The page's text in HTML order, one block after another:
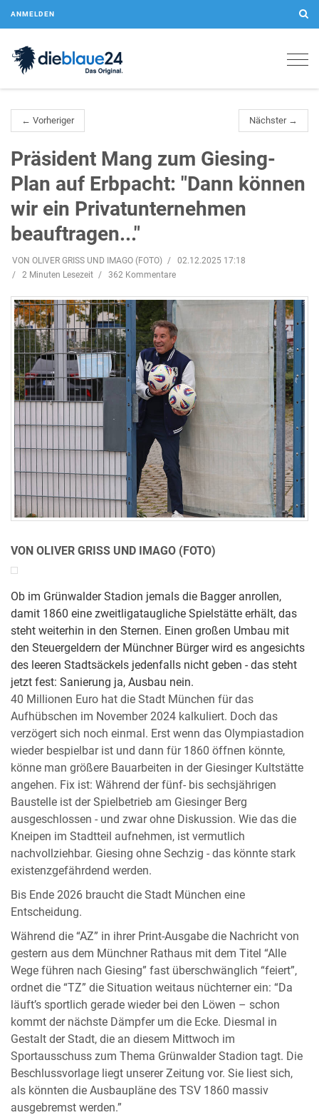
ANMELDEN
← Vorheriger Nächster →
Präsident Mang zum Giesing-
Plan auf Erbpacht: "Dann können
wir ein Privatunternehmen
beauftragen..."
VON OLIVER GRISS UND IMAGO (FOTO)
02.12.2025 17:18
2 Minuten Lesezeit
362 Kommentare
VON OLIVER GRISS UND IMAGO (FOTO)
Ob im Grünwalder Stadion jemals die Bagger anrollen,
damit 1860 eine zweitligataugliche Spielstätte erhält, das
steht weiterhin in den Sternen. Einen großen Umbau mit
den Steuergeldern der Münchner Bürger wird es angesichts
des leeren Stadtsäckels jedenfalls nicht geben - das steht
jetzt fest: Sanierung ja, Ausbau nein.
40 Millionen Euro hat die Stadt München für das
Aufhübschen im November 2024 kalkuliert. Doch das
verzögert sich noch einmal. Erst wenn das Olympiastadion
wieder bespielbar ist und dann für 1860 öffnen könnte,
könne man größere Bauarbeiten in der Giesinger Kultstätte
angehen. Fix ist: Während der fünf- bis sechsjährigen
Baustelle ist der Spielbetrieb am Giesinger Berg
ausgeschlossen - und zwar ohne Diskussion. Wie das die
Kneipen im Stadtteil aufnehmen, ist vermutlich
nachvollziehbar. Giesing ohne Sechzig - das könnte stark
existenzgefährdend werden.
Bis Ende 2026 braucht die Stadt München eine
Entscheidung.
Während die “AZ” in ihrer Print-Ausgabe die Nachricht von
gestern aus dem Münchner Rathaus mit dem Titel “Alle
Wege führen nach Giesing” fast überschwänglich “feiert”,
ordnet die “TZ” die Situation weitaus nüchterner ein: “Da
läuft’s sportlich gerade wieder bei den Löwen – schon
kommt der nächste Dämpfer um die Ecke. Diesmal in
Gestalt der Stadt, die an diesem Mittwoch im
Sportausschuss zum Thema Grünwalder Stadion tagt. Die
Beschlussvorlage liegt unserer Zeitung vor. Sie liest sich,
als könnten die Ausbaupläne des TSV 1860 massiv
ausgebremst werden.”